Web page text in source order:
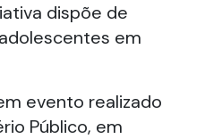
dispõe de
em
evento realizado
Público, em